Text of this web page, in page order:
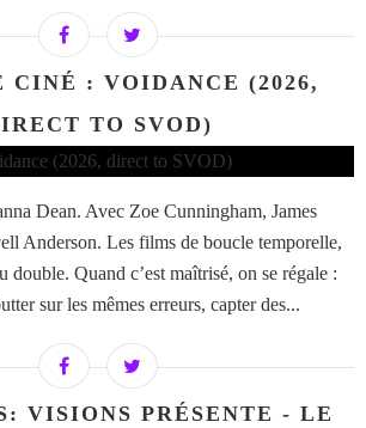
CINÉ : VOIDANCE (2026,
TO SVOD)
Dean. Avec Zoe Cunningham, James
Anderson. Les films de boucle temporelle,
double. Quand c’est maîtrisé, on se régale :
sur les mêmes erreurs, capter des...
VISIONS PRÉSENTE - LE